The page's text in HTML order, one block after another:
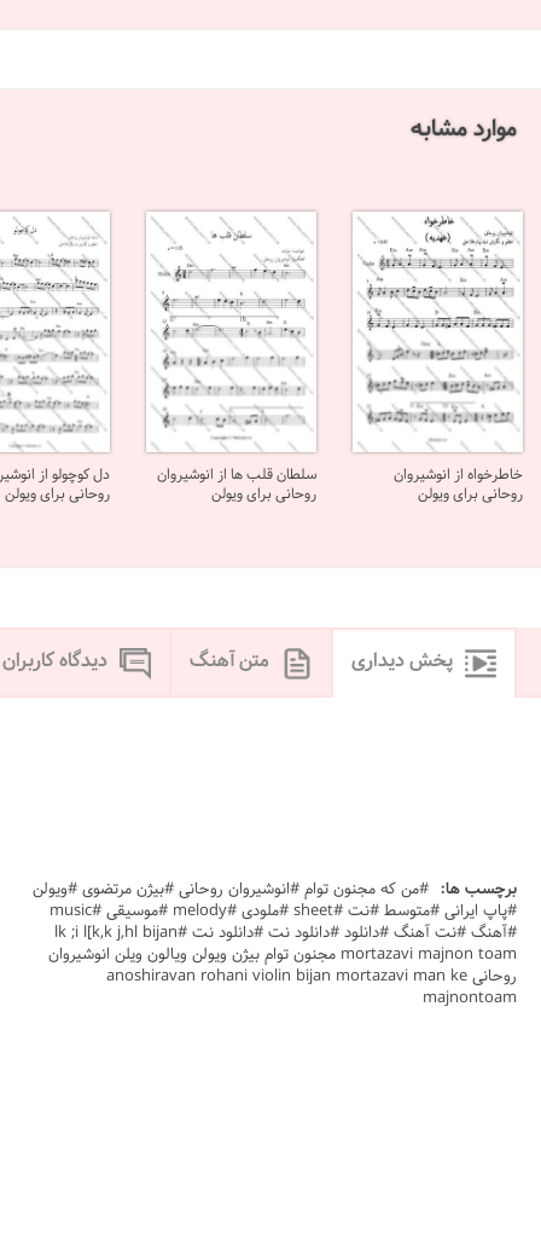
موارد مشابه
خاطرخواه از انوشیروان
روحانی برای ویولن
سلطان قلب ها از انوشیروان
روحانی برای ویولن
دل کوچولو از
روحانی برای ویولن
پخش دیداری متن آهنگ دیدگاه کاربران
برچسب ها: #من که مجنون توام #انوشیروان روحانی #بیژن مرتضوی #ویولن
#پاپ ایرانی #متوسط #نت #sheet #ملودی #melody #موسیقی #music
#آهنگ #نت آهنگ #دانلود #دانلود نت #دانلود نت #lk ;i l[k,k j,hl bijan
mortazavi majnon toam مجنون توام بیژن ویولن ویالون ویلن انوشیروان
روحانی anoshiravan rohani violin bijan mortazavi man ke
majnontoam